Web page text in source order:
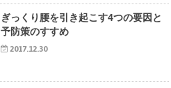
ぎっくり腰を引き起こす4つの要因と
予防策のすすめ
2017.12.30